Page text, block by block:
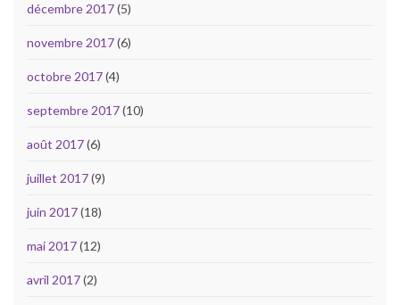
décembre 2017(5)
novembre 2017(6)
octobre 2017(4)
septembre 2017(10)
août 2017(6)
juillet 2017(9)
juin 2017(18)
mai 2017(12)
avril 2017(2)